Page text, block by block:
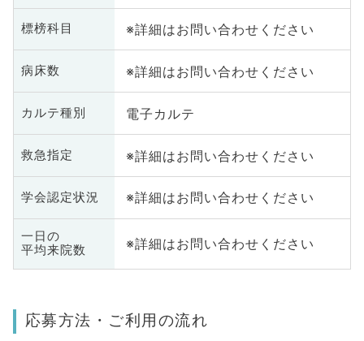
標榜科目 ※詳細はお問い合わせください
病床数 ※詳細はお問い合わせください
カルテ種別 電子カルテ
救急指定 ※詳細はお問い合わせください
学会認定状況 ※詳細はお問い合わせください
一日の
平均来院数
※詳細はお問い合わせください
応募方法・ご利用の流れ